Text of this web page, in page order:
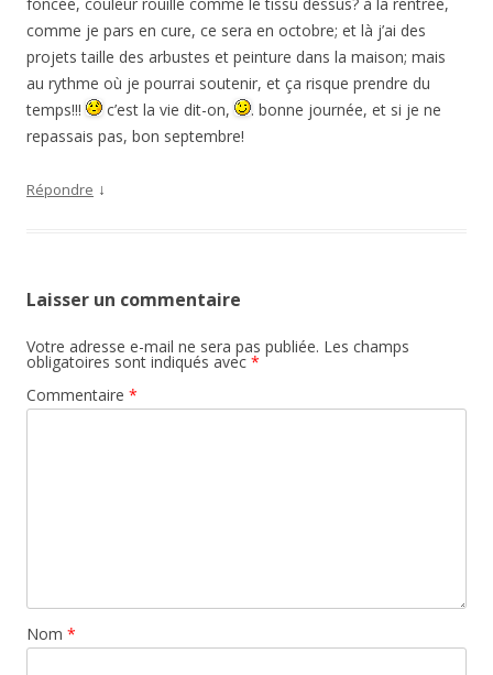
comme je pars en cure, ce sera en octobre; et là j’ai des
projets taille des arbustes et peinture dans la maison; mais
au rythme où je pourrai soutenir, et ça risque prendre du
temps!!!
c’est la vie dit-on,
. bonne journée, et si je ne
repassais pas, bon septembre!
Répondre ↓
Laisser un commentaire
Votre adresse e-mail ne sera pas publiée. Les champs
obligatoires sont indiqués avec *
Commentaire *
Nom *